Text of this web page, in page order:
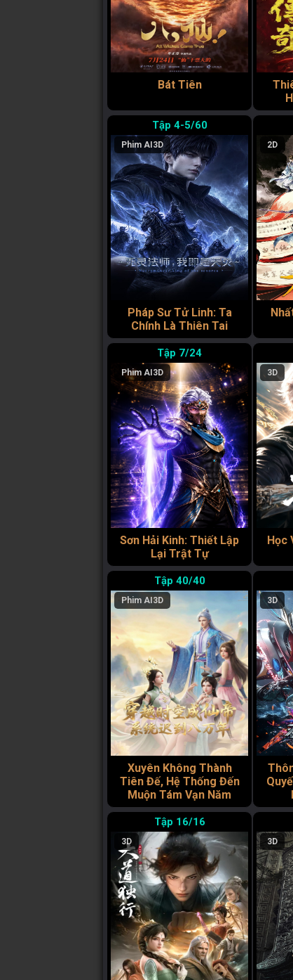
Bát Tiên
4-5/60
Phim AI 3D
Pháp Sư Tử Linh: Ta
Chính Là Thiên Tai
2D
7/24
Phim AI 3D
Sơn Hải Kinh: Thiết Lập
Lại Trật Tự
3D
Học
40/40
Phim AI 3D
Xuyên Không Thành
Tiên Đế, Hệ Thống Đến
Muộn Tám Vạn Năm
3D
16/16
3D 3D